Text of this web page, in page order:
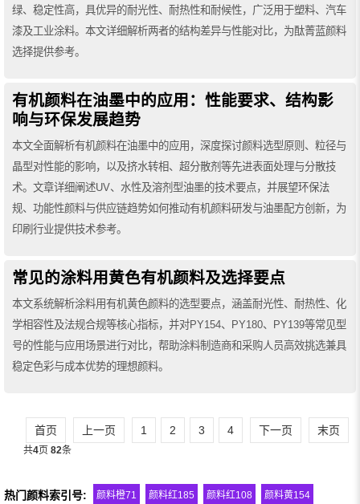
绿、稳定性高，具优异的耐光性、耐热性和耐候性，广泛用于塑料、汽车
漆及工业涂料。本文详细解析两者的结构差异与性能对比，为酞菁蓝颜料
选择提供参考。
有机颜料在油墨中的应用：性能要求、结构影
响与环保发展趋势
本文全面解析有机颜料在油墨中的应用，深度探讨颜料选型原则、粒径与
晶型对性能的影响，以及挤水转相、超分散剂等先进表面处理与分散技
术。文章详细阐述UV、水性及溶剂型油墨的技术要点，并展望环保法
规、功能性颜料与供应链趋势如何推动有机颜料研发与油墨配方创新，为
印刷行业提供技术参考。
常见的涂料用黄色有机颜料及选择要点
本文系统解析涂料用有机黄色颜料的选型要点，涵盖耐光性、耐热性、化
学相容性及法规合规等核心指标，并对PY154、PY180、PY139等常见型
号的性能与应用场景进行对比，帮助涂料制造商和采购人员高效挑选兼具
稳定色彩与成本优势的理想颜料。
首页 上一页 1 2 3 4 下一页 末页
共4页 82条
热门颜料索引号: 颜料橙71 颜料红185 颜料红108 颜料黄154